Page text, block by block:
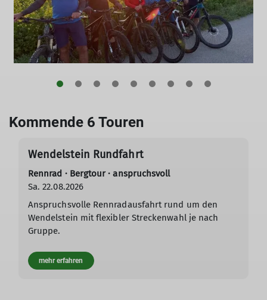
Kommende 6 Touren
Wendelstein Rundfahrt
Rennrad · Bergtour · anspruchsvoll
Sa. 22.08.2026
Anspruchsvolle Rennradausfahrt rund um den
Wendelstein mit flexibler Streckenwahl je nach
Gruppe.
mehr erfahren